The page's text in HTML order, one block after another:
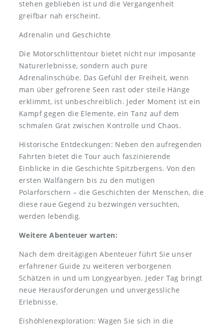
stehen geblieben ist und die Vergangenheit
greifbar nah erscheint.
Adrenalin und Geschichte
Die Motorschlittentour bietet nicht nur imposante
Naturerlebnisse, sondern auch pure
Adrenalinschübe. Das Gefühl der Freiheit, wenn
man über gefrorene Seen rast oder steile Hänge
erklimmt, ist unbeschreiblich. Jeder Moment ist ein
Kampf gegen die Elemente, ein Tanz auf dem
schmalen Grat zwischen Kontrolle und Chaos.
Historische Entdeckungen: Neben den aufregenden
Fahrten bietet die Tour auch faszinierende
Einblicke in die Geschichte Spitzbergens. Von den
ersten Walfängern bis zu den mutigen
Polarforschern – die Geschichten der Menschen, die
diese raue Gegend zu bezwingen versuchten,
werden lebendig.
Weitere Abenteuer warten:
Nach dem dreitägigen Abenteuer führt Sie unser
erfahrener Guide zu weiteren verborgenen
Schätzen in und um Longyearbyen. Jeder Tag bringt
neue Herausforderungen und unvergessliche
Erlebnisse.
Eishöhlenexploration: Wagen Sie sich in die